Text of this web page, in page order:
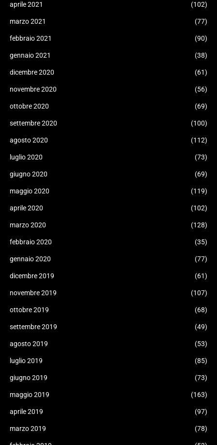
aprile 2021 (102)
marzo 2021 (77)
febbraio 2021 (90)
gennaio 2021 (38)
dicembre 2020 (61)
novembre 2020 (56)
ottobre 2020 (69)
settembre 2020 (100)
agosto 2020 (112)
luglio 2020 (73)
giugno 2020 (69)
maggio 2020 (119)
aprile 2020 (102)
marzo 2020 (128)
febbraio 2020 (35)
gennaio 2020 (77)
dicembre 2019 (61)
novembre 2019 (107)
ottobre 2019 (68)
settembre 2019 (49)
agosto 2019 (53)
luglio 2019 (85)
giugno 2019 (73)
maggio 2019 (163)
aprile 2019 (97)
marzo 2019 (78)